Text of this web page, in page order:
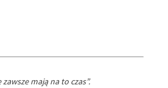
mają na to czas”.